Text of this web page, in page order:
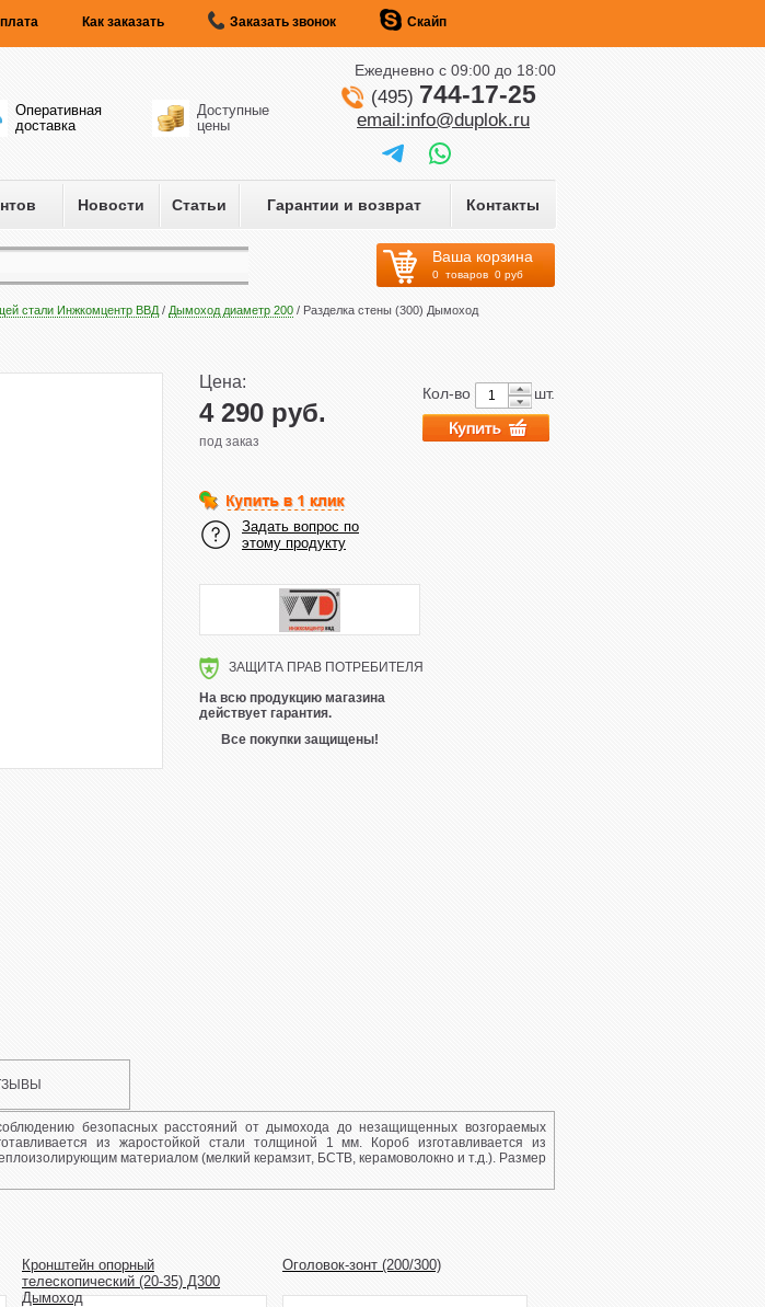
Как заказать Заказать звонок Скайп
Оперативная
доставка
Доступные
цены
Ежедневно c 09:00 до 18:00
(495) 744-17-25
email:info@duplok.ru
Новости Статьи Гарантии и возврат Контакты
Ваша корзина
0 товаров 0 руб
стали Инжкомцентр ВВД / Дымоход диаметр 200 / Разделка стены (300) Дымоход
Цена:
4 290 руб.
под заказ
Кол-во шт.
Задать вопрос по
этому продукту
ЗАЩИТА ПРАВ ПОТРЕБИТЕЛЯ
На всю продукцию магазина
действует гарантия.
Все покупки защищены!
безопасных расстояний от дымохода до незащищенных возгораемых
из жаростойкой стали толщиной 1 мм. Короб изготавливается из
материалом (мелкий керамзит, БСТВ, керамоволокно и т.д.). Размер
Кронштейн опорный
телескопический (20-35) Д300
Дымоход
Оголовок-зонт (200/300)